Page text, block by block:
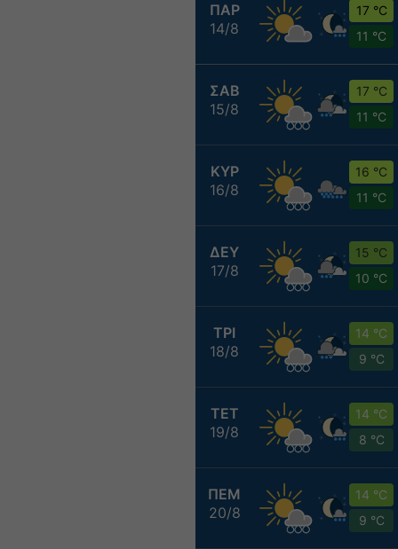
ΠΑΡ
14/8
17 °C
11 °C
ΣΑΒ
15/8
17 °C
11 °C
ΚΥΡ
16/8
16 °C
11 °C
ΔΕΥ
17/8
15 °C
10 °C
ΤΡΙ
18/8
14 °C
9 °C
ΤΕΤ
19/8
14 °C
8 °C
ΠΕΜ
20/8
14 °C
9 °C